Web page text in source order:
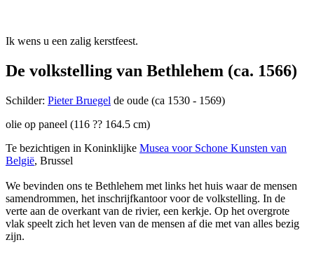
Ik wens u een zalig kerstfeest.
De volkstelling van Bethlehem (ca. 1566)
Schilder: Pieter Bruegel de oude (ca 1530 - 1569)
olie op paneel (116 ?? 164.5 cm)
Te bezichtigen in Koninklijke Musea voor Schone Kunsten van
België, Brussel
We bevinden ons te Bethlehem met links het huis waar de mensen
samendrommen, het inschrijfkantoor voor de volkstelling. In de
verte aan de overkant van de rivier, een kerkje. Op het overgrote
vlak speelt zich het leven van de mensen af die met van alles bezig
zijn.